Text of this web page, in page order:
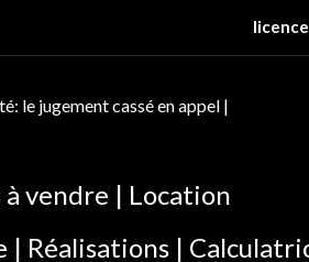
vendre | Location
| Réalisations |